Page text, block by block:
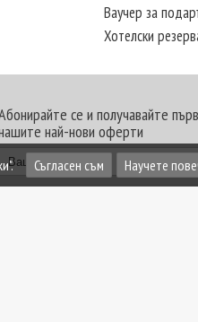
Ваучер за
Хотелски
се и получавайте
най-нови оферти
Съгласен съм Научете